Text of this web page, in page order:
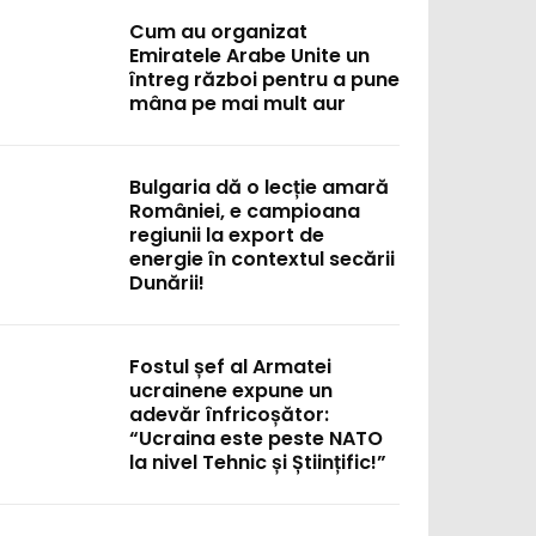
Cum au organizat
Emiratele Arabe Unite un
întreg război pentru a pune
mâna pe mai mult aur
Bulgaria dă o lecție amară
României, e campioana
regiunii la export de
energie în contextul secării
Dunării!
Fostul șef al Armatei
ucrainene expune un
adevăr înfricoșător:
“Ucraina este peste NATO
la nivel Tehnic și Științific!”